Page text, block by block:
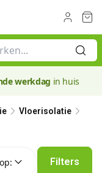
werkdag in huis
Vloerisolatie
Filters